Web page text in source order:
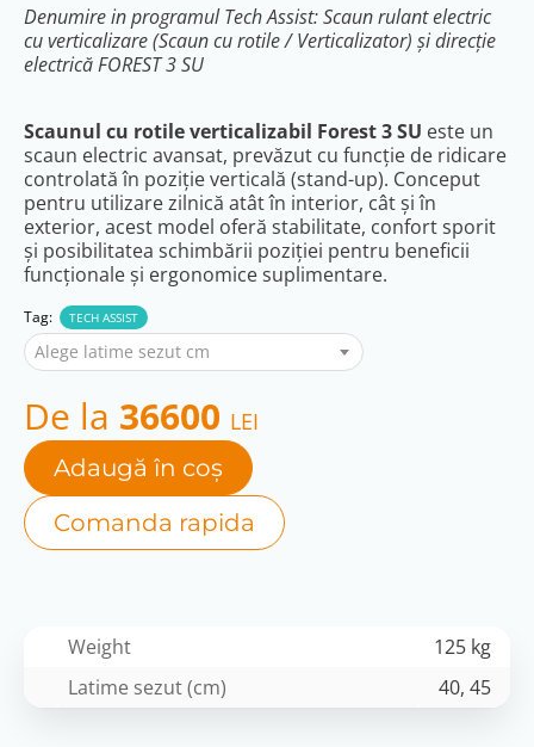
Denumire in programul Tech Assist: Scaun rulant electric
cu verticalizare (Scaun cu rotile / Verticalizator) și direcție
electrică FOREST 3 SU
Scaunul cu rotile verticalizabil Forest 3 SU este un
scaun electric avansat, prevăzut cu funcție de ridicare
controlată în poziție verticală (stand-up). Conceput
pentru utilizare zilnică atât în interior, cât și în
exterior, acest model oferă stabilitate, confort sporit
și posibilitatea schimbării poziției pentru beneficii
funcționale și ergonomice suplimentare.
Tag: TECH ASSIST
Alege latime sezut cm
De la 36600 LEI
Adaugă în coș
Comanda rapida
Weight
125 kg
Latime sezut (cm)
40, 45